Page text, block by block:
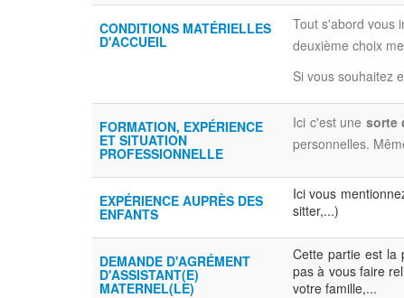
CONDITIONS MATÉRIELLES
D'ACCUEIL
Tout s'abord vous
deuxième choix
Si vous souhaitez
FORMATION, EXPÉRIENCE
ET SITUATION
PROFESSIONNELLE
Ici c'est une sorte
personnelles.
EXPÉRIENCE AUPRÈS DES
ENFANTS
Ici vous
sitter,...)
DEMANDE D'AGRÉMENT
D'ASSISTANT(E)
MATERNEL(LE)
Cette partie est la
pas à vous faire
votre famille,...